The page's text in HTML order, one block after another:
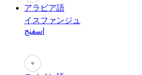
アラビア語
イスファンジュ
اسفنج
♥